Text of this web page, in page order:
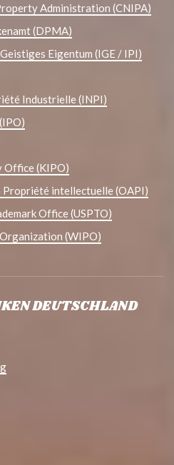
Administration (CNIPA)
(DPMA)
Eigentum (IGE / IPI)
Industrielle (INPI)
Office (KIPO)
intellectuelle (OAPI)
Office (USPTO)
(WIPO)
DEUTSCHLAND